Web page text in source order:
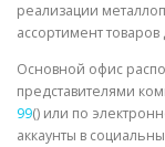
реализации
ассортимент
Основной офис
представителями
99() или по
аккаунты в